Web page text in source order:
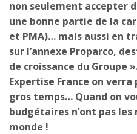
non seulement accepter
une bonne partie de la
et PMA)… mais aussi en
sur l’annexe Proparco,
de croissance du Groupe
Expertise France on
gros temps… Quand on
budgétaires n’ont pas
monde !